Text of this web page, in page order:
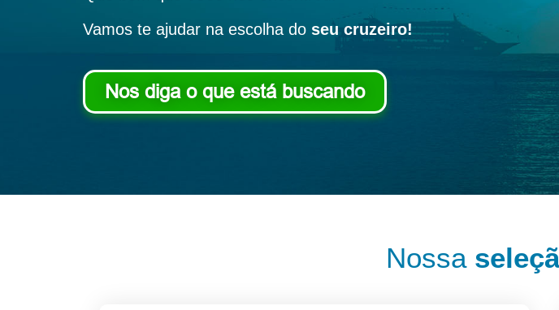
Vamos te ajudar na escolha do seu cruzeiro!
Nos diga o que está buscando
Nossa